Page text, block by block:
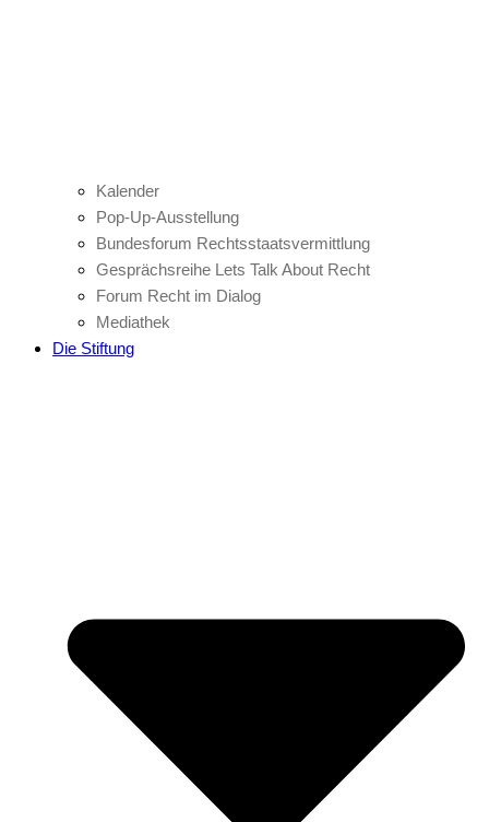
Kalender
Pop-Up-Ausstellung
Bundesforum Rechtsstaatsvermittlung
Gesprächsreihe Lets Talk About Recht
Forum Recht im Dialog
Mediathek
Die Stiftung